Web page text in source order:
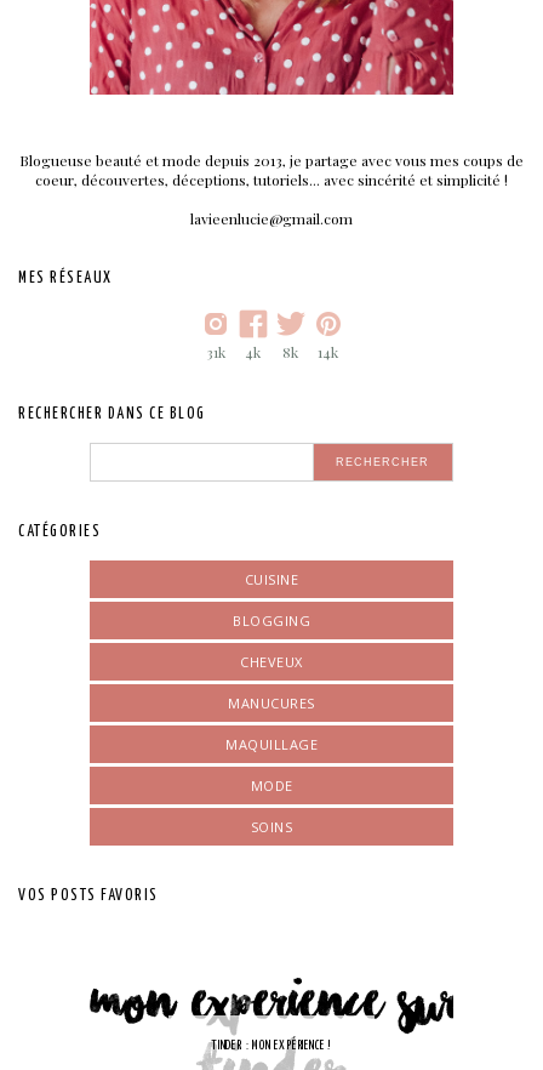
Blogueuse beauté et mode depuis 2013, je partage avec vous mes coups de
coeur, découvertes, déceptions, tutoriels... avec sincérité et simplicité !
lavieenlucie@gmail.com
MES RÉSEAUX
31k 4k 8k 14k
RECHERCHER DANS CE BLOG
CATÉGORIES
CUISINE
BLOGGING
CHEVEUX
MANUCURES
MAQUILLAGE
MODE
SOINS
VOS POSTS FAVORIS
TINDER : MON EXPÉRIENCE !